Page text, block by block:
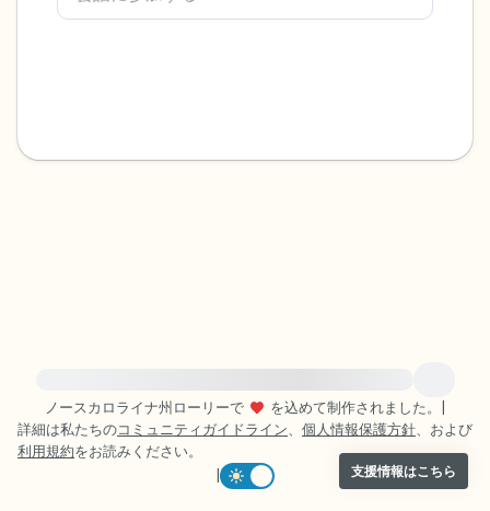
ノースカロライナ州ローリーで
を込めて制作されました。
詳細は私たちのコミュニティガイドライン、 個人情報保護方針、および
利用規約をお読みください。
支援情報はこちら
ことができます）
聞こえるもの3つ